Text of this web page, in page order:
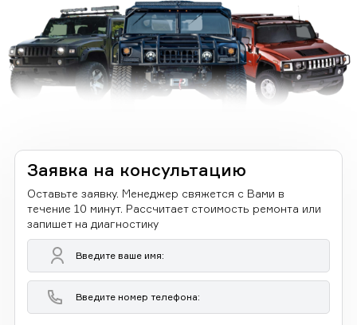
Заявка на консультацию
Оставьте заявку. Менеджер свяжется с Вами в
течение 10 минут. Рассчитает стоимость ремонта или
запишет на диагностику